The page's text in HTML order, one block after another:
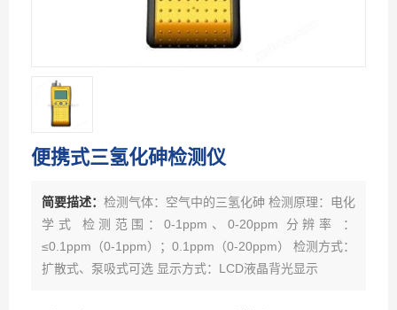
便携式三氢化砷检测仪
简要描述： 检测气体：空气中的三氢化砷 检测原理：电化
学式 检测范围：0-1ppm、0-20ppm 分辨率 ：
≤0.1ppm（0-1ppm）；0.1ppm（0-20ppm） 检测方式：
扩散式、泵吸式可选 显示方式：LCD液晶背光显示